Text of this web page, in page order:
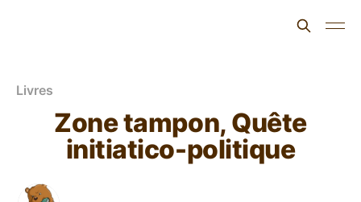
Livres
Zone tampon, Quête
initiatico-politique